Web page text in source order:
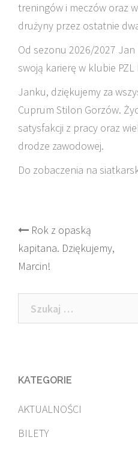
treningów i meczów oraz
drużyny przez ostatnie
Od sezonu 2026/2027
swoją karierę w klubie PZL
Janku, dziękujemy za
Cuprum Stilon Gorzów.
satysfakcji z pracy oraz
drodze zawodowej.
Do zobaczenia na
Post
navigation
Rok z opaską
kapitana. Dziękujemy,
Marcin!
Szukaj:
KATEGORIE
AKTUALNOŚCI
BILETY